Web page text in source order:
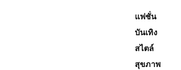
แฟชั่น
บันเทิง
สไตล์
สุขภาพ